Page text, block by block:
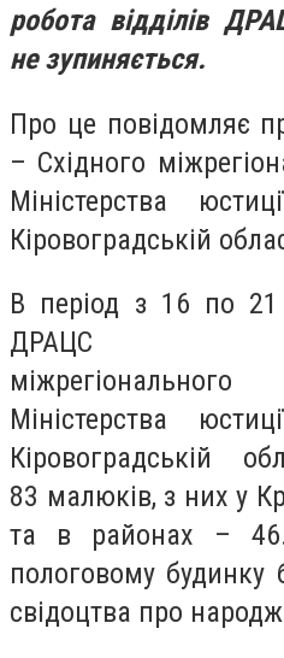
робота відділів
не зупиняється.
Про це повідомляє
– Східного
Міністерства
Кіровоградській
В період з 16 по 21
ДРАЦС
Міністерства
Кіровоградській
83 малюків, з них у
та в районах –
пологовому будинку
свідоцтва про